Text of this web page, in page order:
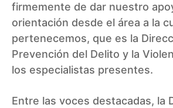
firmemente de dar nuestro
orientación desde el área a la
pertenecemos, que es la
Prevención del Delito y la
los especialistas presentes.
Entre las voces destacadas, la